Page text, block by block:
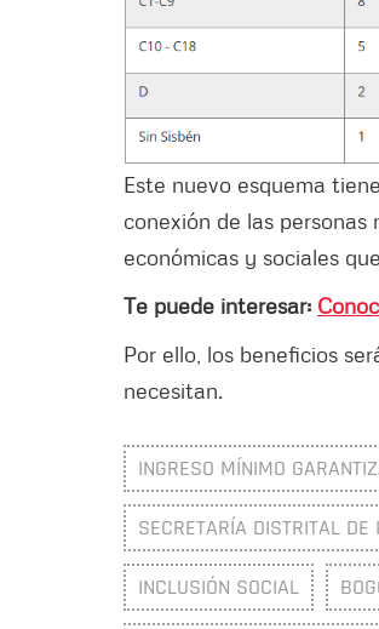
Este nuevo esquema
conexión de las personas
económicas y sociales
Te puede interesar:
Por ello, los beneficios
necesitan.
INGRESO MÍNIMO
SECRETARÍA DISTRITAL
INCLUSIÓN SOCIAL